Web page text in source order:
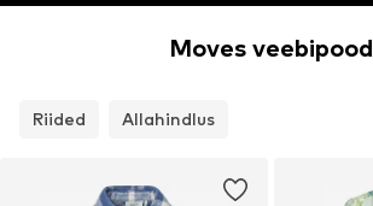
Moves veebipood
Riided Allahindlus